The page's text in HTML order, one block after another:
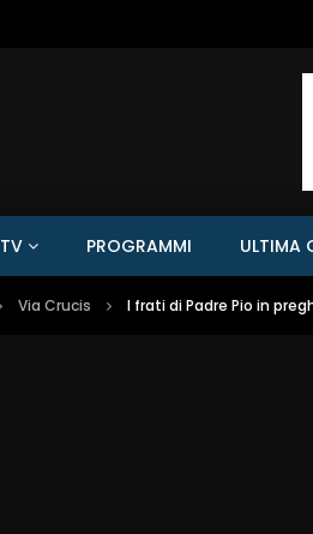
TV PROGRAMMI ULTIMA
Via Crucis I frati di Padre Pio in